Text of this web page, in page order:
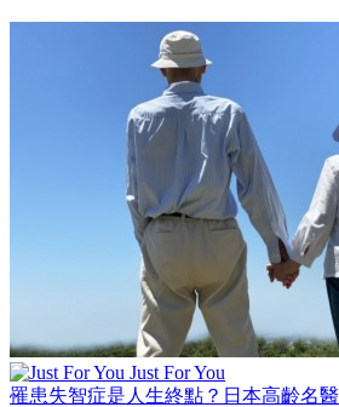
Just For You
罹患失智症是人生終點？日本高齡名